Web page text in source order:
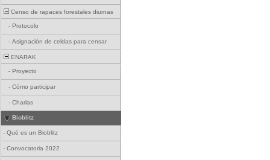
Censo de rapaces forestales diurnas
- Protocolo
- Asignación de celdas para censar
ENARAK
- Proyecto
- Cómo participar
- Charlas
Bioblitz
- Qué es un Bioblitz
- Convocatoria 2022